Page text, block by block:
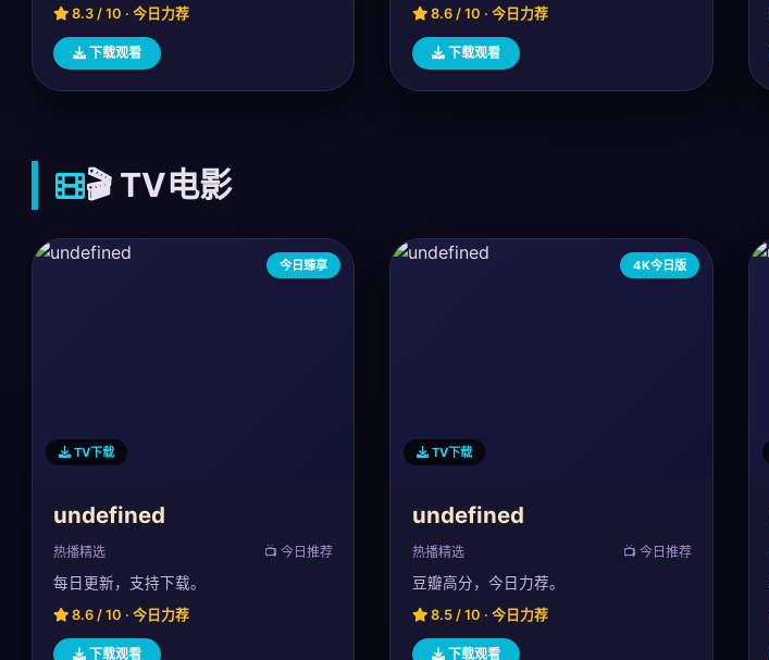
8.3 / 10 · 今日力荐
下载观看
8.6 / 10 · 今日力荐
下载观看
🎬 TV电影
今日臻享
TV下载
undefined
热播精选 📺 今日推荐
每日更新，支持下载。
8.6 / 10 · 今日力荐
下载观看
4K今日版
TV下载
undefined
热播精选 📺 今日推荐
豆瓣高分，今日力荐。
8.5 / 10 · 今日力荐
下载观看